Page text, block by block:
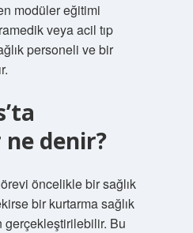
modüler eğitimi
veya acil tıp
personeli ve bir
ne denir?
öncelikle bir sağlık
bir kurtarma sağlık
gerçekleştirilebilir. Bu